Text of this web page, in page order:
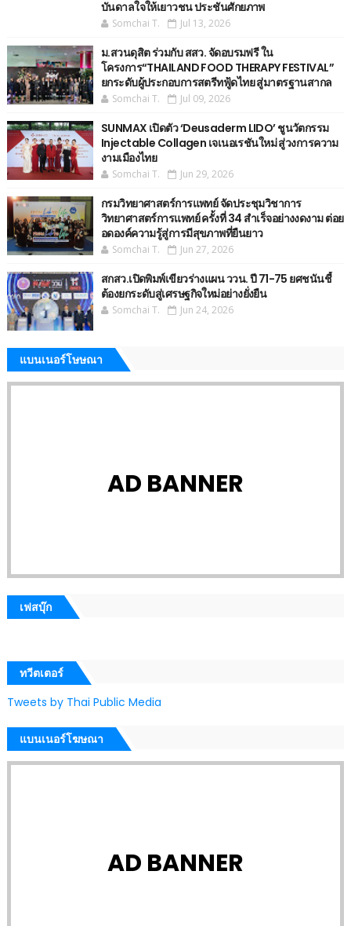
บันดาลใจให้เยาวชน ประชันศักยภาพ
Somchai T. Jul 13, 2026
ม.สวนดุสิต ร่วมกับ สสว. จัดอบรมฟรี ใน
โครงการ“THAILAND FOOD THERAPY FESTIVAL”
ยกระดับผู้ประกอบการสตรีทฟู้ดไทย สู่มาตรฐานสากล
Somchai T. Jul 09, 2026
SUNMAX เปิดตัว ‘Deusaderm LIDO’ ชูนวัตกรรม
Injectable Collagen เจเนอเรชันใหม่ สู่วงการความ
งามเมืองไทย
Somchai T. Jun 29, 2026
กรมวิทยาศาสตร์การแพทย์ จัดประชุมวิชาการ
วิทยาศาสตร์การแพทย์ ครั้งที่ 34 สำเร็จอย่างงดงาม ต่อย
อดองค์ความรู้สู่การมีสุขภาพที่ยืนยาว
Somchai T. Jun 27, 2026
สกสว.เปิดพิมพ์เขียวร่างแผน ววน. ปี 71-75 ยศชนันชี้
ต้องยกระดับสู่เศรษฐกิจใหม่อย่างยั่งยืน
Somchai T. Jun 24, 2026
แบนเนอร์โษษณา
AD BANNER
เฟสบุ๊ก
ทวีตเตอร์
Tweets by Thai Public Media
แบนเนอร์โฆษณา
AD BANNER